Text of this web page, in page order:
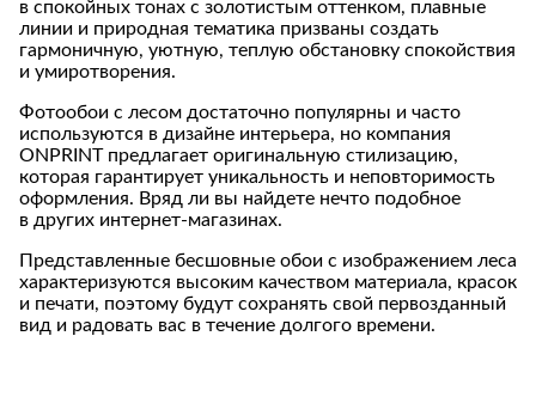
в спокойных тонах с золотистым оттенком, плавные
линии и природная тематика призваны создать
гармоничную, уютную, теплую обстановку спокойствия
и умиротворения.
Фотообои с лесом достаточно популярны и часто
используются в дизайне интерьера, но компания
ONPRINT предлагает оригинальную стилизацию,
которая гарантирует уникальность и неповторимость
оформления. Вряд ли вы найдете нечто подобное
в других интернет-магазинах.
Представленные бесшовные обои с изображением леса
характеризуются высоким качеством материала, красок
и печати, поэтому будут сохранять свой первозданный
вид и радовать вас в течение долгого времени.